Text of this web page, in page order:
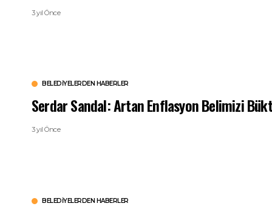
3 yıl Önce
BELEDIYELERDEN HABERLER
Serdar Sandal: Artan Enflasyon Belimizi
3 yıl Önce
BELEDIYELERDEN HABERLER